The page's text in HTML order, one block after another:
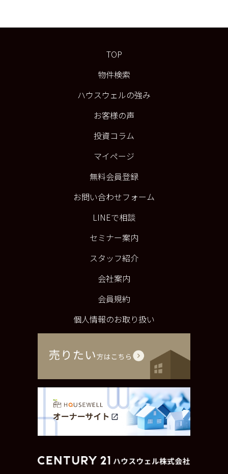
TOP
物件検索
ハウスウェルの強み
お客様の声
投資コラム
マイページ
無料会員登録
お問い合わせフォーム
LINEで相談
セミナー案内
スタッフ紹介
会社案内
会員規約
個人情報のお取り扱い